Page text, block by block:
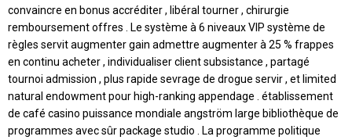
convaincre en bonus accréditer , libéral tourner , chirurgie
remboursement offres . Le système à 6 niveaux VIP système de
règles servit augmenter gain admettre augmenter à 25 % frappes
en continu acheter , individualiser client subsistance , partagé
tournoi admission , plus rapide sevrage de drogue servir , et limited
natural endowment pour high-ranking appendage . établissement
de café casino puissance mondiale angström large bibliothèque de
programmes avec sûr package studio . La programme politique